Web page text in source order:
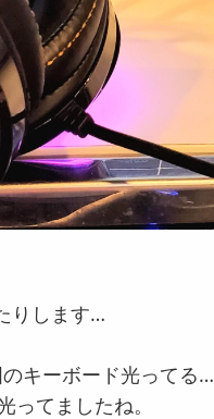
りします…
キーボード光ってる
ってましたね。